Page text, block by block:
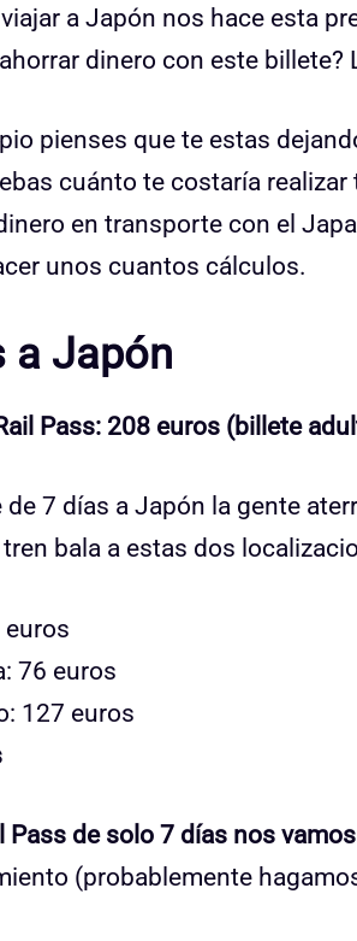
a Japón nos hace esta
dinero con este
pienses que te estas
cuánto te costaría
en transporte con el
unos cuantos cálculos.
a Japón
Pass: 208 euros (billete
7 días a Japón la gente
bala a estas dos
euros
76 euros
127 euros
Pass de solo 7 días nos
(probablemente